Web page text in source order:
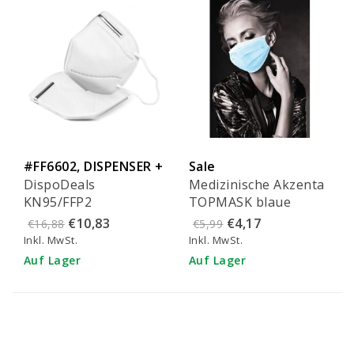
#FF6602, DISPENSER +
TOWELS
DispoDeals
KN95/FFP2
Mundmasken weiß
mit Gummibändern
(10 Stück)
€16,88 €10,83
Inkl. MwSt.
Auf Lager
Sale
Medizinische Akzenta
TOPMASK blaue
IIR/2R Mundmasken
mit Gummiband 50
Stück - FMEB2AZ-B
€5,99 €4,17
Inkl. MwSt.
Auf Lager